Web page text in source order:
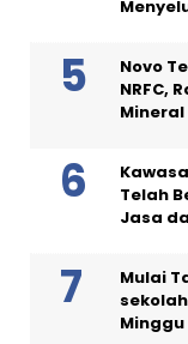
Novo
NRFC,
Telah
Jasa
Mulai
Minggu